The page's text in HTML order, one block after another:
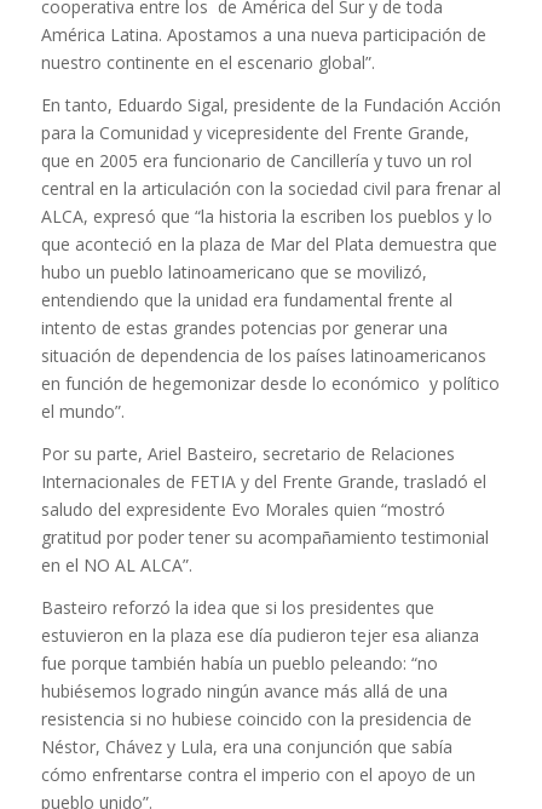
cooperativa entre los de América del Sur y de toda
América Latina. Apostamos a una nueva participación de
nuestro continente en el escenario global”.
En tanto, Eduardo Sigal, presidente de la Fundación Acción
para la Comunidad y vicepresidente del Frente Grande,
que en 2005 era funcionario de Cancillería y tuvo un rol
central en la articulación con la sociedad civil para frenar al
ALCA, expresó que “la historia la escriben los pueblos y lo
que aconteció en la plaza de Mar del Plata demuestra que
hubo un pueblo latinoamericano que se movilizó,
entendiendo que la unidad era fundamental frente al
intento de estas grandes potencias por generar una
situación de dependencia de los países latinoamericanos
en función de hegemonizar desde lo económico y político
el mundo”.
Por su parte, Ariel Basteiro, secretario de Relaciones
Internacionales de FETIA y del Frente Grande, trasladó el
saludo del expresidente Evo Morales quien “mostró
gratitud por poder tener su acompañamiento testimonial
en el NO AL ALCA”.
Basteiro reforzó la idea que si los presidentes que
estuvieron en la plaza ese día pudieron tejer esa alianza
fue porque también había un pueblo peleando: “no
hubiésemos logrado ningún avance más allá de una
resistencia si no hubiese coincido con la presidencia de
Néstor, Chávez y Lula, era una conjunción que sabía
cómo enfrentarse contra el imperio con el apoyo de un
pueblo unido”.